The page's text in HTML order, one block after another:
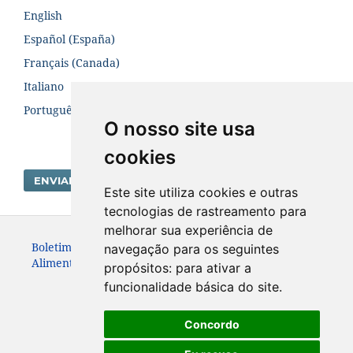
O nosso site usa
cookies
Este site utiliza cookies e outras
tecnologias de rastreamento para
melhorar sua experiência de
navegação para os seguintes
propósitos: para ativar a
funcionalidade básica do site.
Concordo
English
Español (España)
Français (Canada)
Italiano
Português (Brasil)
ENVIAR SUBMISSÃO
Boletim Centro de Pesquisa de Processamento de
Alimentos. ISSN:19839774